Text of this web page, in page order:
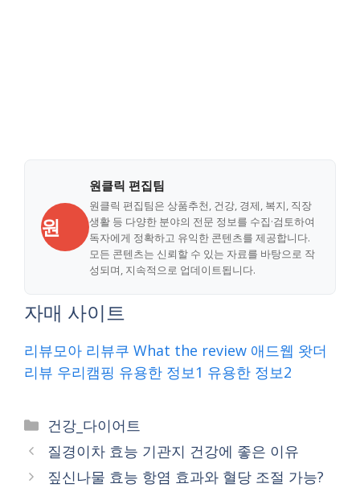
원
원클릭 편집팀
원클릭 편집팀은 상품추천, 건강, 경제, 복지, 직장
생활 등 다양한 분야의 전문 정보를 수집·검토하여
독자에게 정확하고 유익한 콘텐츠를 제공합니다.
모든 콘텐츠는 신뢰할 수 있는 자료를 바탕으로 작
성되며, 지속적으로 업데이트됩니다.
자매 사이트
리뷰모아 리뷰쿠 What the review 애드웹 왓더
리뷰 우리캠핑 유용한 정보1 유용한 정보2
Categories
건강_다이어트
질경이차 효능 기관지 건강에 좋은 이유
짚신나물 효능 항염 효과와 혈당 조절 가능?